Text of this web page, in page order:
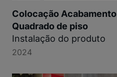
Colocação Acabamento
Quadrado de piso
Instalação do produto
2024